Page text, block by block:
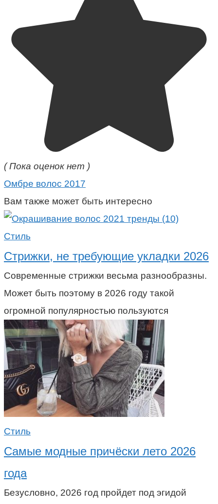
( Пока оценок нет )
Омбре волос 2017
Вам также может быть интересно
Стиль
Стрижки, не требующие укладки 2026
Современные стрижки весьма разнообразны.
Может быть поэтому в 2026 году такой
огромной популярностью пользуются
Стиль
Самые модные причёски лето 2026
года
Безусловно, 2026 год пройдет под эгидой